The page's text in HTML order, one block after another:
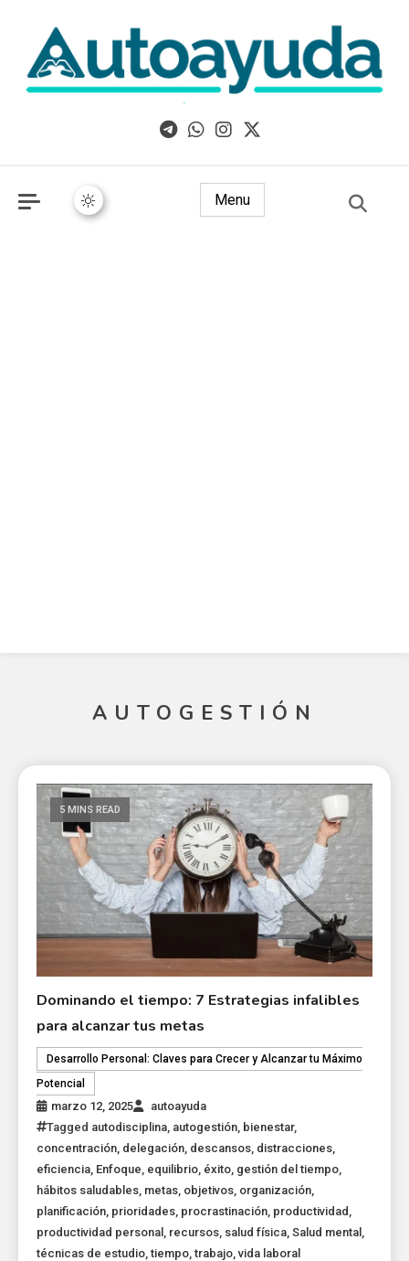
Menu
AUTOGESTIÓN
5 MINS READ
Dominando el tiempo: 7 Estrategias infalibles
para alcanzar tus metas
Desarrollo Personal: Claves para Crecer y Alcanzar tu Máximo
Potencial
marzo 12, 2025
autoayuda
Tagged autodisciplina autogestión bienestar,
concentración delegación descansos distracciones
eficiencia Enfoque equilibrio éxito gestión del tiempo
hábitos saludables metas objetivos organización
planificación prioridades procrastinación productividad
productividad personal
recursos salud física ,Salud mental
técnicas de estudio ,tiempo ,trabajo ,vida laboral